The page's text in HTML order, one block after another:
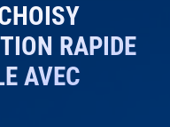
RAPIDE
AVEC